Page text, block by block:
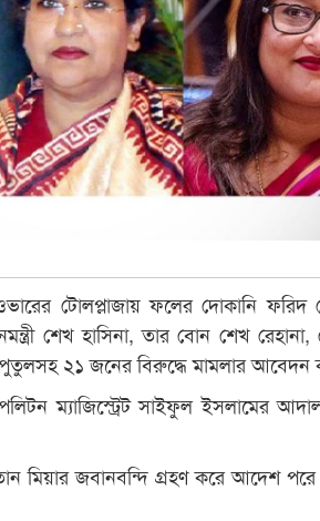
টোলপ্লাজায় ফলের দোকানি
শেখ হাসিনা, তার বোন শেখ
২১ জনের বিরুদ্ধে মামলার আবেদন
ম্যাজিস্ট্রেট সাইফুল ইসলামের
মিয়ার জবানবন্দি গ্রহণ করে আদেশ